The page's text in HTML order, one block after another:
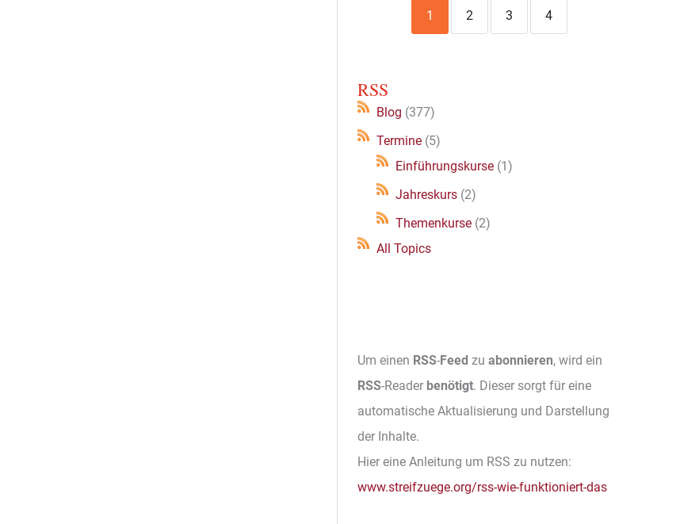
1 2 3 4
RSS
Blog (377)
Termine (5)
Einführungskurse (1)
Jahreskurs (2)
Themenkurse (2)
All Topics
Um einen RSS-Feed zu abonnieren, wird ein
RSS-Reader benötigt. Dieser sorgt für eine
automatische Aktualisierung und Darstellung
der Inhalte.
Hier eine Anleitung um RSS zu nutzen:
www.streifzuege.org/rss-wie-funktioniert-das